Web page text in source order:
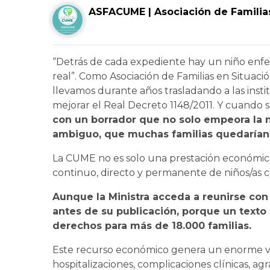
ASFACUME | Asociación de
“Detrás de cada expediente hay un niño
real”. Como Asociación de Familias en
llevamos durante años trasladando a las
mejorar el Real Decreto 1148/2011. Y
con un borrador que no solo empeora
ambiguo, que muchas familias
La CUME no es solo una prestación
continuo, directo y permanente de niños/as
Aunque la Ministra acceda a reunirse
antes de su publicación, porque un
derechos para más de 18.000 familias.
Este recurso económico genera un enorme
hospitalizaciones, complicaciones clínicas,